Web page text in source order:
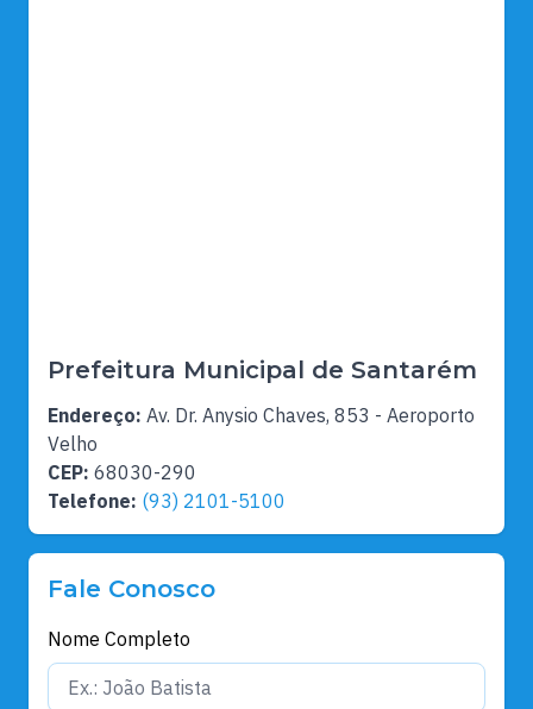
Prefeitura Municipal de Santarém
Endereço: Av. Dr. Anysio Chaves, 853 - Aeroporto
Velho
CEP: 68030-290
Telefone: (93) 2101-5100
Fale Conosco
Nome Completo